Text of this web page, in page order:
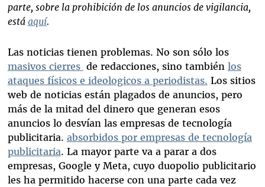
parte, sobre la prohibición de los anuncios de vigilancia,
está aquí.
Las noticias tienen problemas. No son sólo los
masivos cierres de redacciones, sino también los
ataques físicos e ideologicos a periodistas. Los sitios
web de noticias están plagados de anuncios, pero
más de la mitad del dinero que generan esos
anuncios lo desvían las empresas de tecnología
publicitaria. absorbidos por empresas de tecnología
publicitaria. La mayor parte va a parar a dos
empresas, Google y Meta, cuyo duopolio publicitario
les ha permitido hacerse con una parte cada vez